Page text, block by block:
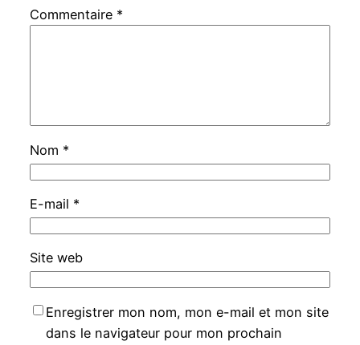
Commentaire *
Nom *
E-mail *
Site web
Enregistrer mon nom, mon e-mail et mon site
dans le navigateur pour mon prochain